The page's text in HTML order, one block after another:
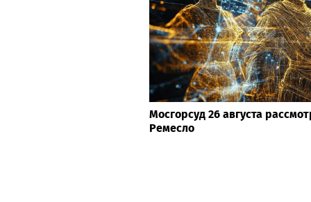
Мосгорсуд 26 августа
Ремесло